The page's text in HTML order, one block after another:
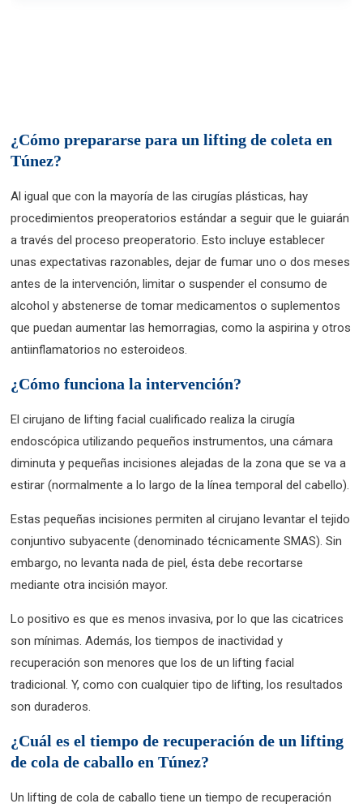
¿Cómo prepararse para un lifting de coleta en
Túnez?
Al igual que con la mayoría de las cirugías plásticas, hay
procedimientos preoperatorios estándar a seguir que le guiarán
a través del proceso preoperatorio. Esto incluye establecer
unas expectativas razonables, dejar de fumar uno o dos meses
antes de la intervención, limitar o suspender el consumo de
alcohol y abstenerse de tomar medicamentos o suplementos
que puedan aumentar las hemorragias, como la aspirina y otros
antiinflamatorios no esteroideos.
¿Cómo funciona la intervención?
El cirujano de lifting facial cualificado realiza la cirugía
endoscópica utilizando pequeños instrumentos, una cámara
diminuta y pequeñas incisiones alejadas de la zona que se va a
estirar (normalmente a lo largo de la línea temporal del cabello).
Estas pequeñas incisiones permiten al cirujano levantar el tejido
conjuntivo subyacente (denominado técnicamente SMAS). Sin
embargo, no levanta nada de piel, ésta debe recortarse
mediante otra incisión mayor.
Lo positivo es que es menos invasiva, por lo que las cicatrices
son mínimas. Además, los tiempos de inactividad y
recuperación son menores que los de un lifting facial
tradicional. Y, como con cualquier tipo de lifting, los resultados
son duraderos.
¿Cuál es el tiempo de recuperación de un lifting
de cola de caballo en Túnez?
Un lifting de cola de caballo tiene un tiempo de recuperación